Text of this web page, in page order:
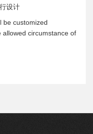
设计
be customized
circumstance of